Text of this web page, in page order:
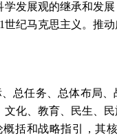
学发展观的继承和发
纪马克思主义。推
总任务、总体布局
化、教育、民生、民
括和战略指引，其